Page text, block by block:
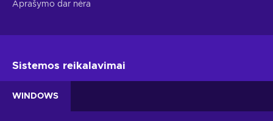
Aprašymo dar nėra
Sistemos reikalavimai
WINDOWS